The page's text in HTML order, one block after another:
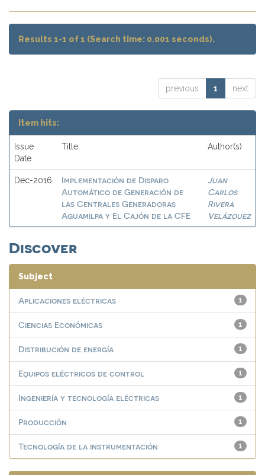
Results 1-1 of 1 (Search time: 0.001 seconds).
previous 1 next
Item hits:
Issue
Date
Title Author(s)
Dec-2016
Implementación de Disparo
Automático de Generación de
las Centrales Generadoras
Aguamilpa y El Cajón de la CFE
Juan
Carlos
Rivera
Velázquez
Discover
Subject
1
Aplicaciones eléctricas
1
Ciencias Económicas
1
Distribución de energía
1
Equipos eléctricos de control
1
Ingeniería y tecnología eléctricas
1
Producción
1
Tecnología de la instrumentación